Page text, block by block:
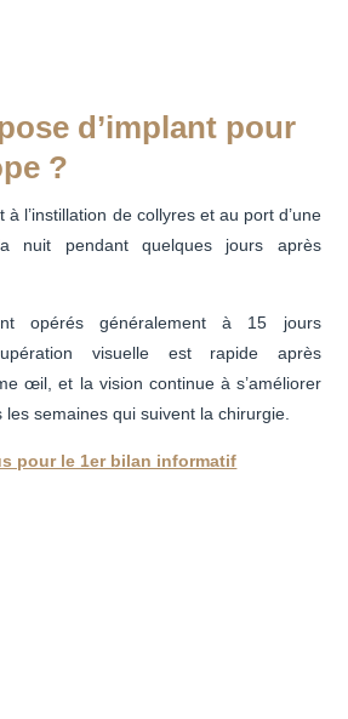
d’implant pour
?
l’instillation de collyres et au port d’une
nuit pendant quelques jours après
opérés généralement à 15 jours
visuelle est rapide après
œil, et la vision continue à s’améliorer
semaines qui suivent la chirurgie.
pour le 1er bilan informatif